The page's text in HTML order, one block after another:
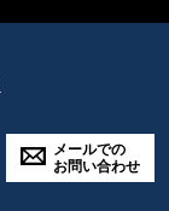
メールでの
お問い合わせ